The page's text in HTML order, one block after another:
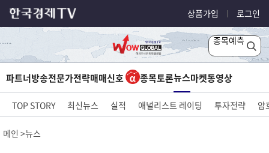
상품가입 로그인
종목예측
파트너방송전문가전략매매신호 종목토론뉴스마켓동영상
TOP STORY 최신뉴스 실적 애널리스트 레이팅 투자전략 암
메인 뉴스